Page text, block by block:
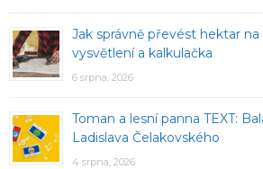
Jak správně převést hektar
vysvětlení a kalkulačka
6 srpna, 2026
Toman a lesní panna TEXT:
Ladislava Čelakovského
4 srpna, 2026